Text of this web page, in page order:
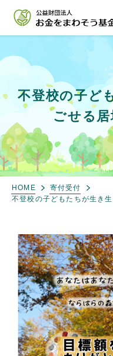
不登校の子ど
ごせる
HOME
寄付受付
不登校の子どもたちが生き